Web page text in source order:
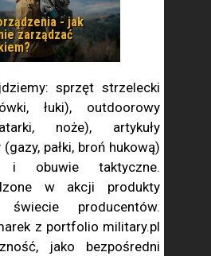
- jak
zarządzać
sprzęt strzelecki
łuki), outdoorowy
noże), artykuły
pałki, broń hukową)
obuwie taktyczne.
w akcji produkty
producentów.
z portfolio military.pl
jako bezpośredni